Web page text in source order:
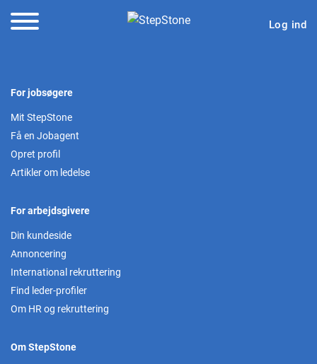
Log ind
For jobsøgere
Mit StepStone
Få en Jobagent
Opret profil
Artikler om ledelse
For arbejdsgivere
Din kundeside
Annoncering
International rekruttering
Find leder-profiler
Om HR og rekruttering
Om StepStone